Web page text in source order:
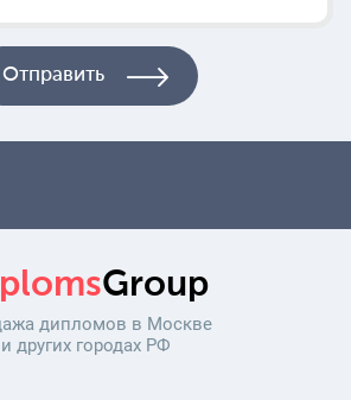
Group
дипломов в Москве
и других городах РФ